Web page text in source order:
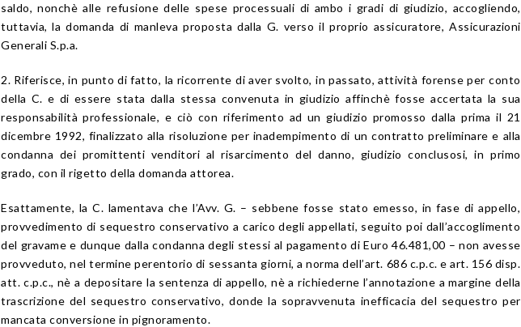
saldo, nonchè alle refusione delle spese processuali di ambo i gradi di giudizio, accogliendo,
tuttavia, la domanda di manleva proposta dalla G. verso il proprio assicuratore, Assicurazioni
Generali S.p.a.
2. Riferisce, in punto di fatto, la ricorrente di aver svolto, in passato, attività forense per conto
della C. e di essere stata dalla stessa convenuta in giudizio affinchè fosse accertata la sua
responsabilità professionale, e ciò con riferimento ad un giudizio promosso dalla prima il 21
dicembre 1992, finalizzato alla risoluzione per inadempimento di un contratto preliminare e alla
condanna dei promittenti venditori al risarcimento del danno, giudizio conclusosi, in primo
grado, con il rigetto della domanda attorea.
Esattamente, la C. lamentava che l’Avv. G. – sebbene fosse stato emesso, in fase di appello,
provvedimento di sequestro conservativo a carico degli appellati, seguito poi dall’accoglimento
del gravame e dunque dalla condanna degli stessi al pagamento di Euro 46.481,00 – non avesse
provveduto, nel termine perentorio di sessanta giorni, a norma dell’art. 686 c.p.c. e art. 156 disp.
att. c.p.c., nè a depositare la sentenza di appello, nè a richiederne l’annotazione a margine della
trascrizione del sequestro conservativo, donde la sopravvenuta inefficacia del sequestro per
mancata conversione in pignoramento.